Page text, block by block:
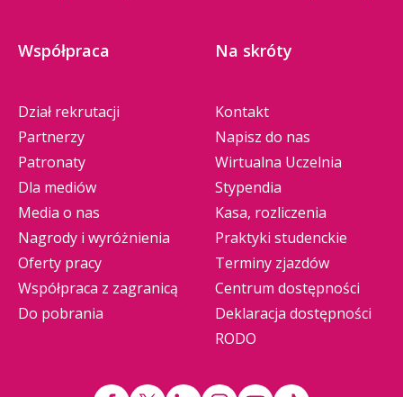
Współpraca
Dział rekrutacji
Partnerzy
Patronaty
Dla mediów
Media o nas
Nagrody i wyróżnienia
Oferty pracy
Współpraca z zagranicą
Do pobrania
Na skróty
Kontakt
Napisz do nas
Wirtualna Uczelnia
Stypendia
Kasa, rozliczenia
Praktyki studenckie
Terminy zjazdów
Centrum dostępności
Deklaracja dostępności
RODO